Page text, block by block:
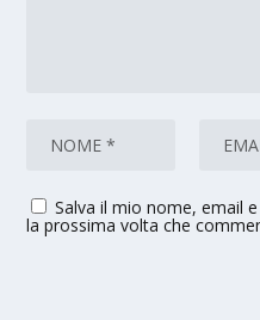
Salva il mio nome, email
la prossima volta che